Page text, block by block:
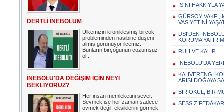
DERTLİ İNEBOLUM
Ülkemizin kronikleşmiş birçok
probleminden nasibine düşeni
almış görünüyor ilçemiz.
Bunların birçoğunun çözümsüz
ol...
İNEBOLU'DA DEĞİŞİM İÇİN NEYİ
BEKLİYORUZ?
Her insan memleketini sever.
Sevmek ise her zaman sadece
övmek değil; eksiklerini görmek,
İŞİNİ HAKKIYLA
GÜRSOY VAKFI,
VASİYETİNİ
DSİ'DEN
KORUMA
RUH VE KALIP
İNEBOLU'DA
KAHVERENGİ
ARISI DOĞAYA
BİR OKUL, BİR
SESSİZ